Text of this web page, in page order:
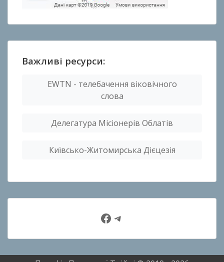
Важливі ресурси:
EWTN - телебачення віковічного
слова
Делегатура Місіонерів Облатів
Київсько-Житомирська Дієцезія
Facebook
Telegram